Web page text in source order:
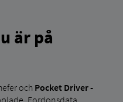
är på
och Pocket Driver -